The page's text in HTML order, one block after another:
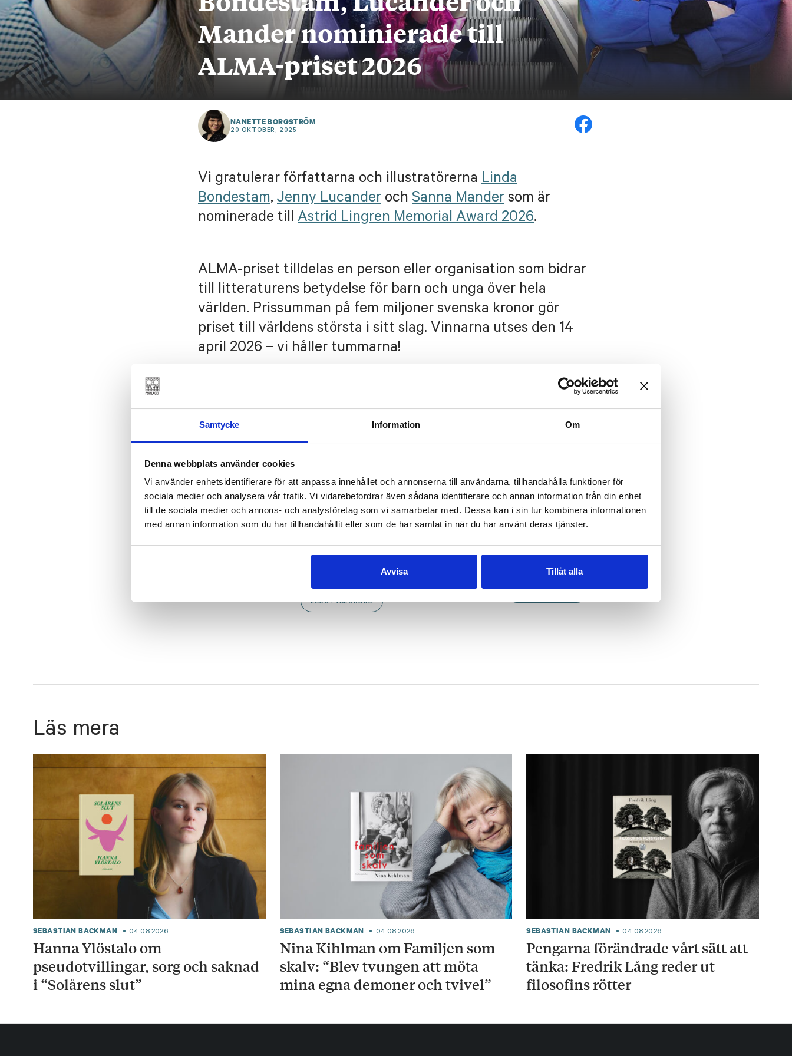
Samtycke Information Om
Denna webbplats använder cookies
Vi använder enhetsidentifierare för att anpassa innehållet och annonserna till användarna, tillhandahålla funktioner för
sociala medier och analysera vår trafik. Vi vidarebefordrar även sådana identifierare och annan information från din enhet
till de sociala medier och annons- och analysföretag som vi samarbetar med. Dessa kan i sin tur kombinera informationen
med annan information som du har tillhandahållit eller som de har samlat in när du har använt deras tjänster.
Avvisa Tillåt alla
Mander nominierade till
ALMA-priset 2026
NANETTE BORGSTRÖM
20 OKTOBER, 2025
Vi gratulerar författarna och illustratörerna Linda
Bondestam, Jenny Lucander och Sanna Mander som är
nominerade till Astrid Lingren Memorial Award 2026.
ALMA-priset tilldelas en person eller organisation som bidrar
till litteraturens betydelse för barn och unga över hela
världen. Prissumman på fem miljoner svenska kronor gör
priset till världens största i sitt slag. Vinnarna utses den 14
april 2026 – vi håller tummarna!
BONDESTAM
KRISTINA
SIGUNSDOTTER,
Trädet under
jorden
LÄGG I VARUKORG
Chop Chop
€25.40
MANDER
öron
Läs mera
SEBASTIAN BACKMAN 04.08.2026
Hanna Ylöstalo om
pseudotvillingar, sorg och saknad
i “Solårens slut”
SEBASTIAN BACKMAN 04.08.2026
Nina Kihlman om Familjen som
skalv: “Blev tvungen att möta
mina egna demoner och tvivel”
SEBASTIAN BACKMAN 04.08.2026
Pengarna förändrade vårt sätt att
tänka: Fredrik Lång reder ut
filosofins rötter